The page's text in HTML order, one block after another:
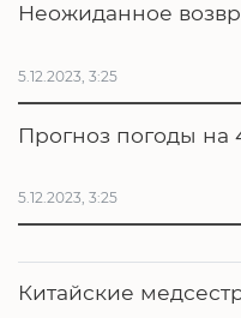
Неожиданное
5.12.2023, 3:25
Прогноз погоды на
5.12.2023, 3:25
Китайские